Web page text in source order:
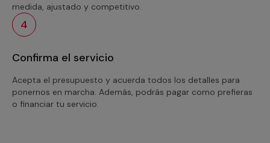
medida, ajustado y competitivo.
4
Confirma el servicio
Acepta el presupuesto y acuerda todos los detalles para
ponernos en marcha. Además, podrás pagar como prefieras
o financiar tu servicio.